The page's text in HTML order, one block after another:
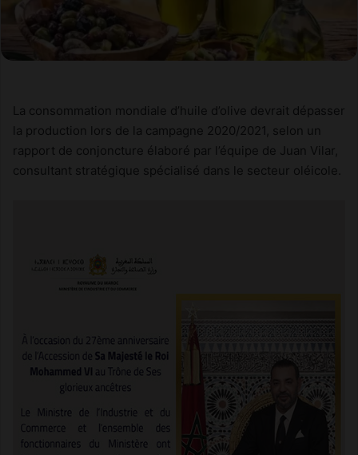
La consommation mondiale d’huile d’olive devrait dépasser
la production lors de la campagne 2020/2021, selon un
rapport de conjoncture élaboré par l’équipe de Juan Vilar,
consultant stratégique spécialisé dans le secteur oléicole.